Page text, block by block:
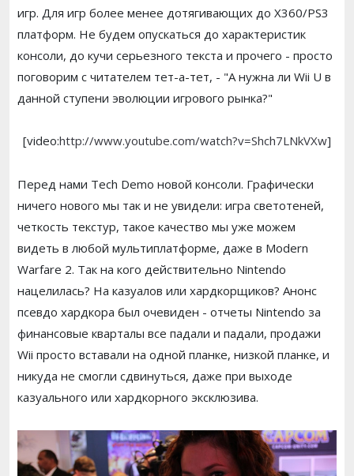
игр. Для игр более менее дотягивающих до X360/PS3
платформ. Не будем опускаться до характеристик
консоли, до кучи серьезного текста и прочего - просто
поговорим с читателем тет-а-тет, - "А нужна ли Wii U в
данной ступени эволюции игрового рынка?"
[video:http://www.youtube.com/watch?v=Shch7LNkVXw]
Перед нами Tech Demo новой консоли. Графически
ничего нового мы так и не увидели: игра светотеней,
четкость текстур, такое качество мы уже можем
видеть в любой мультиплатформе, даже в Modern
Warfare 2. Так на кого действительно Nintendo
нацелилась? На казуалов или хардкорщиков? Анонс
псевдо хардкора был очевиден - отчеты Nintendo за
финансовые кварталы все падали и падали, продажи
Wii просто вставали на одной планке, низкой планке, и
никуда не смогли сдвинуться, даже при выходе
казуального или хардкорного эксклюзива.